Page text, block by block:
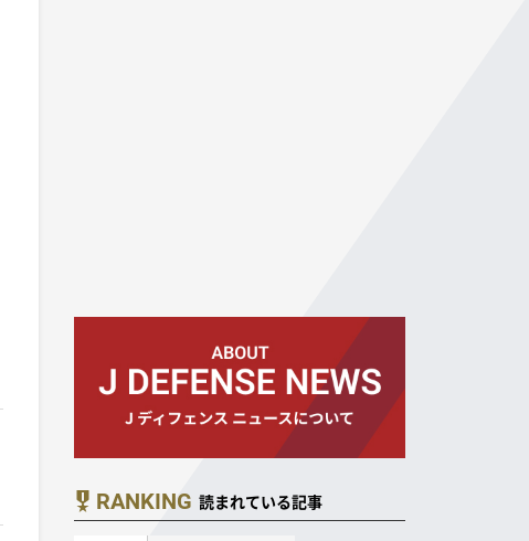
RANKING 読まれている記事